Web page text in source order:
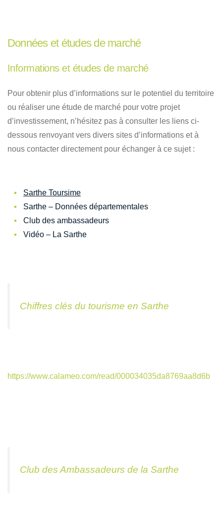
Données et études de marché
Informations et études de marché
Pour obtenir plus d’informations sur le potentiel du territoire
ou réaliser une étude de marché pour votre projet
d’investissement, n’hésitez pas à consulter les liens ci-
dessous renvoyant vers divers sites d’informations et à
nous contacter directement pour échanger à ce sujet :
Sarthe Toursime
Sarthe – Données départementales
Club des ambassadeurs
Vidéo – La Sarthe
Chiffres clés du tourisme en Sarthe
https://www.calameo.com/read/000034035da8769aa8d6b
Club des Ambassadeurs de la Sarthe